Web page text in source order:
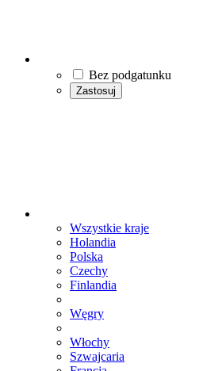
Bez podgatunku
Zastosuj
Wszystkie kraje
Holandia
Polska
Czechy
Finlandia
Węgry
Włochy
Szwajcaria